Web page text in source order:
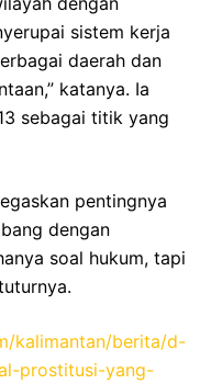
sistem kerja
daerah dan
katanya. Ia
sebagai titik yang
pentingnya
dengan
soal hukum, tapi
kalimantan/berita/d-
prostitusi-yang-